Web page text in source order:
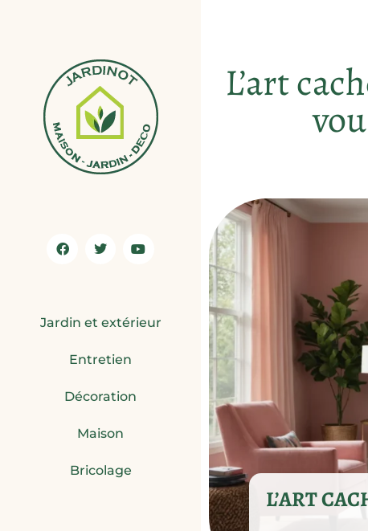
Jardin et extérieur
Entretien
Décoration
Maison
Bricolage
L’art
L’ART